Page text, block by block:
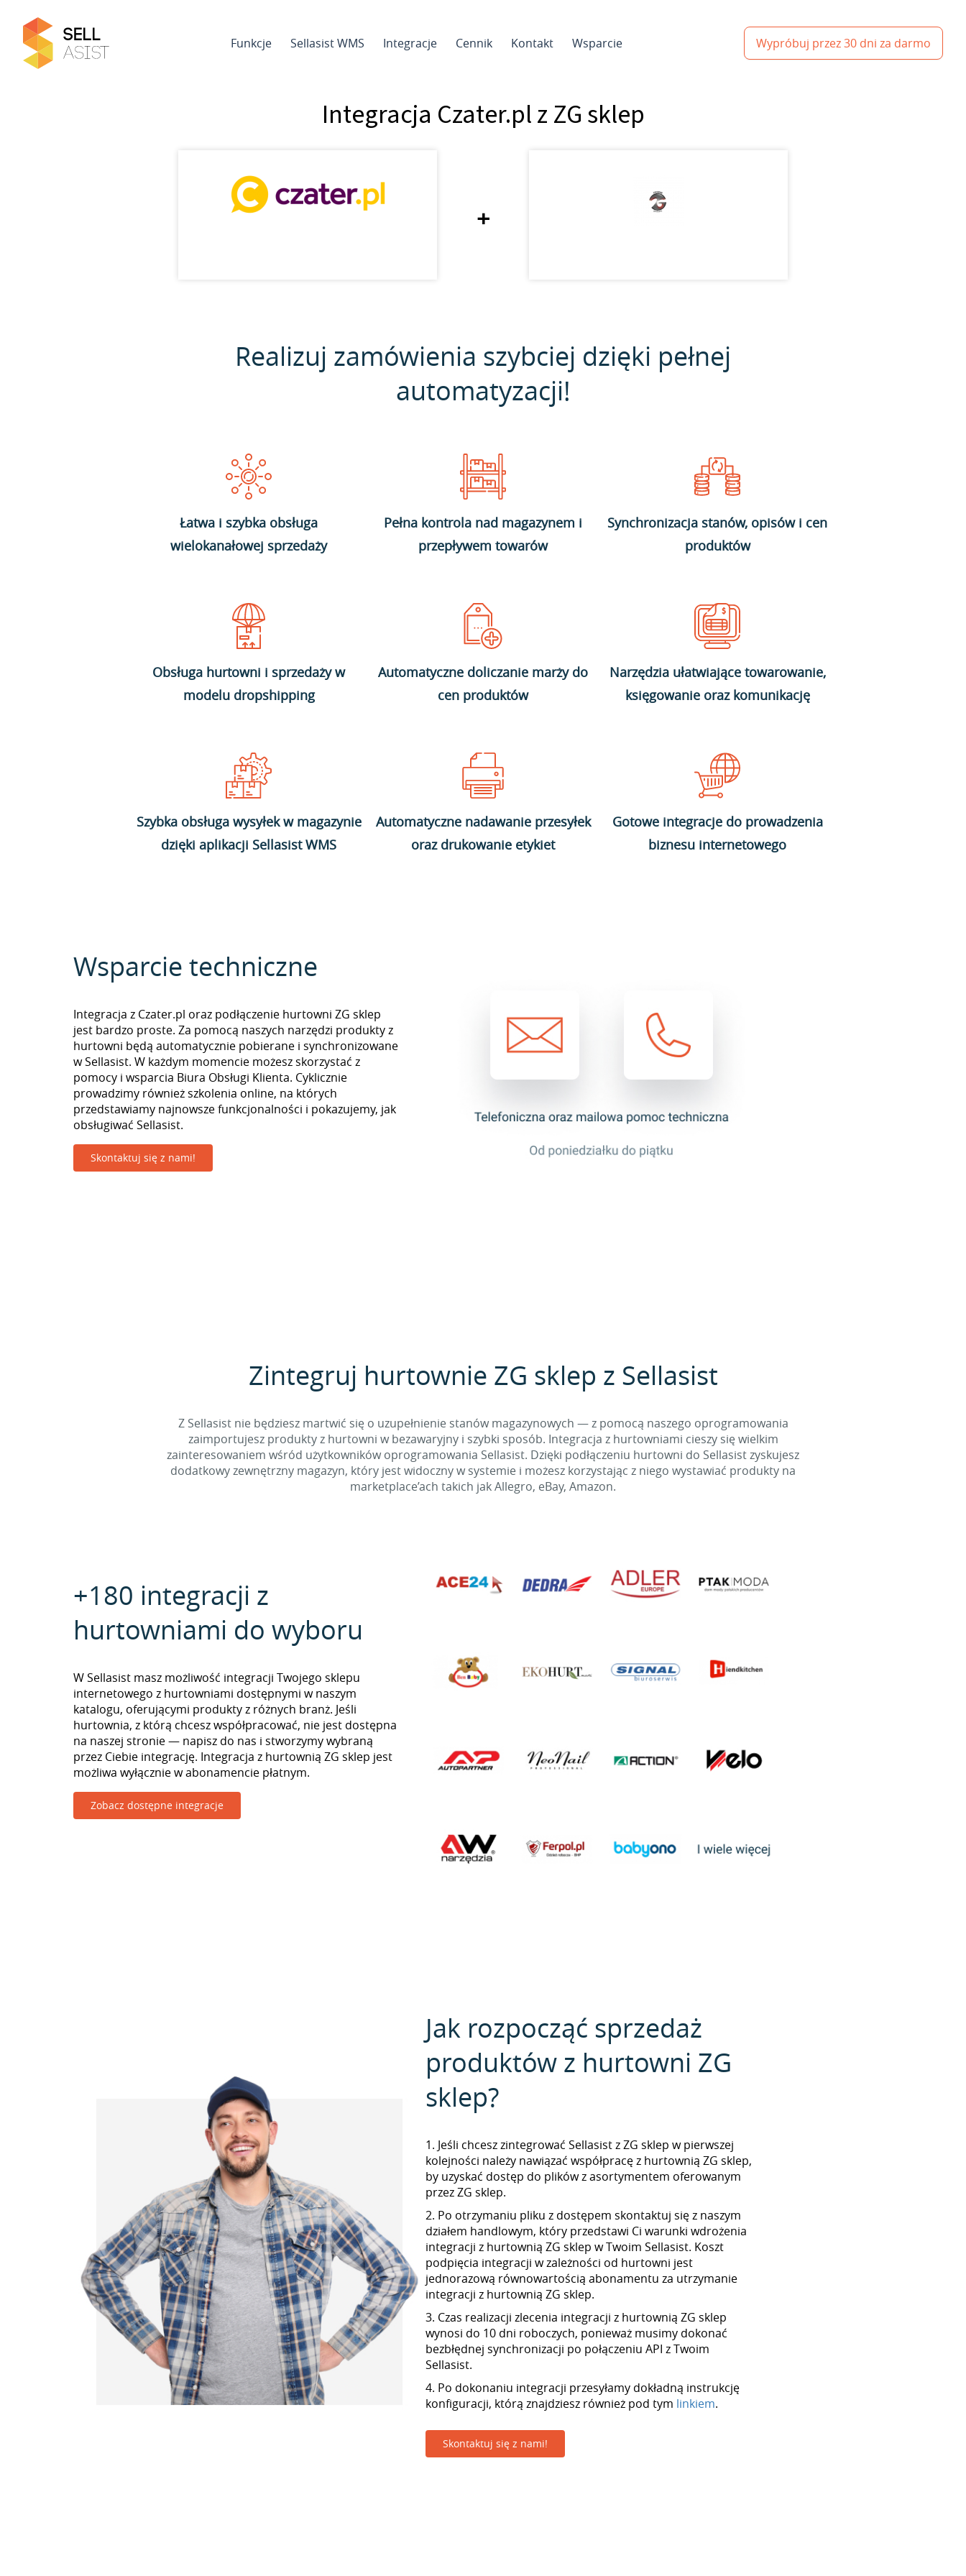
Funkcje Sellasist WMS Integracje Cennik Kontakt Wsparcie Wypróbuj przez 30 dni za darmo
Integracja Czater.pl z ZG sklep
+
Realizuj zamówienia szybciej dzięki pełnej
automatyzacji!
Łatwa i szybka obsługa
wielokanałowej sprzedaży
Pełna kontrola nad magazynem i
przepływem towarów
Synchronizacja stanów, opisów i cen
produktów
Obsługa hurtowni i sprzedaży w
modelu dropshipping
Automatyczne doliczanie marży do
cen produktów
Narzędzia ułatwiające towarowanie,
księgowanie oraz komunikację
Szybka obsługa wysyłek w magazynie
dzięki aplikacji Sellasist WMS
Automatyczne nadawanie przesyłek
oraz drukowanie etykiet
Gotowe integracje do prowadzenia
biznesu internetowego
Wsparcie techniczne
Integracja z Czater.pl oraz podłączenie hurtowni ZG sklep
jest bardzo proste. Za pomocą naszych narzędzi produkty z
hurtowni będą automatycznie pobierane i synchronizowane
w Sellasist. W każdym momencie możesz skorzystać z
pomocy i wsparcia Biura Obsługi Klienta. Cyklicznie
prowadzimy również szkolenia online, na których
przedstawiamy najnowsze funkcjonalności i pokazujemy, jak
obsługiwać Sellasist.
Skontaktuj się z nami!
Zintegruj hurtownie ZG sklep z Sellasist
Z Sellasist nie będziesz martwić się o uzupełnienie stanów magazynowych — z pomocą naszego oprogramowania
zaimportujesz produkty z hurtowni w bezawaryjny i szybki sposób. Integracja z hurtowniami cieszy się wielkim
zainteresowaniem wśród użytkowników oprogramowania Sellasist. Dzięki podłączeniu hurtowni do Sellasist zyskujesz
dodatkowy zewnętrzny magazyn, który jest widoczny w systemie i możesz korzystając z niego wystawiać produkty na
marketplace’ach takich jak Allegro, eBay, Amazon.
+180 integracji z
hurtowniami do wyboru
W Sellasist masz możliwość integracji Twojego sklepu
internetowego z hurtowniami dostępnymi w naszym
katalogu, oferującymi produkty z różnych branż. Jeśli
hurtownia, z którą chcesz współpracować, nie jest dostępna
na naszej stronie — napisz do nas i stworzymy wybraną
przez Ciebie integrację. Integracja z hurtownią ZG sklep jest
możliwa wyłącznie w abonamencie płatnym.
Zobacz dostępne integracje
Jak rozpocząć sprzedaż
produktów z hurtowni ZG
sklep?
1. Jeśli chcesz zintegrować Sellasist z ZG sklep w pierwszej
kolejności należy nawiązać współpracę z hurtownią ZG sklep,
by uzyskać dostęp do plików z asortymentem oferowanym
przez ZG sklep.
2. Po otrzymaniu pliku z dostępem skontaktuj się z naszym
działem handlowym, który przedstawi Ci warunki wdrożenia
integracji z hurtownią ZG sklep w Twoim Sellasist. Koszt
podpięcia integracji w zależności od hurtowni jest
jednorazową równowartością abonamentu za utrzymanie
integracji z hurtownią ZG sklep.
3. Czas realizacji zlecenia integracji z hurtownią ZG sklep
wynosi do 10 dni roboczych, ponieważ musimy dokonać
bezbłędnej synchronizacji po połączeniu API z Twoim
Sellasist.
4. Po dokonaniu integracji przesyłamy dokładną instrukcję
konfiguracji, którą znajdziesz również pod tym linkiem.
Skontaktuj się z nami!